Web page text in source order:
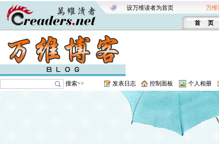
设万维读者为首页 万维
首 页
搜索>> 发表日志 控制面板 个人相册